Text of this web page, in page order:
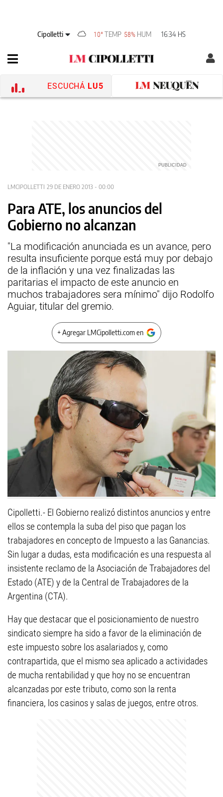
Cipolletti 10° TEMP 58% HUM 16:34 HS
ESCUCHÁ LU5
LMCIPOLLETTI 29 DE ENERO 2013 - 00:00
Para ATE, los anuncios del
Gobierno no alcanzan
"La modificación anunciada es un avance, pero
resulta insuficiente porque está muy por debajo
de la inflación y una vez finalizadas las
paritarias el impacto de este anuncio en
muchos trabajadores sera mínimo" dijo Rodolfo
Aguiar, titular del gremio.
+ Agregar LMCipolletti.com en
Cipolletti.- El Gobierno realizó distintos anuncios y entre
ellos se contempla la suba del piso que pagan los
trabajadores en concepto de Impuesto a las Ganancias.
Sin lugar a dudas, esta modificación es una respuesta al
insistente reclamo de la Asociación de Trabajadores del
Estado (ATE) y de la Central de Trabajadores de la
Argentina (CTA).
Hay que destacar que el posicionamiento de nuestro
sindicato siempre ha sido a favor de la eliminación de
este impuesto sobre los asalariados y, como
contrapartida, que el mismo sea aplicado a actividades
de mucha rentabilidad y que hoy no se encuentran
alcanzadas por este tributo, como son la renta
financiera, los casinos y salas de juegos, entre otros.